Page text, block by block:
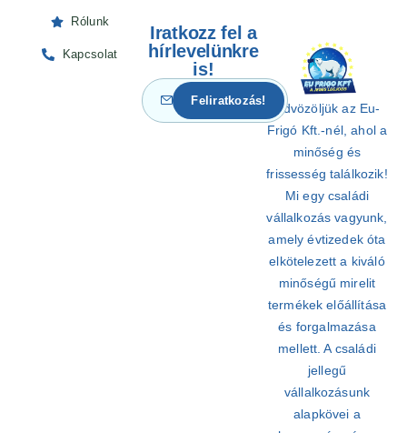
Rólunk
Kapcsolat
Üdvözöljük az Eu-
Frigó Kft.-nél, ahol a
minőség és
frissesség találkozik!
Mi egy családi
vállalkozás vagyunk,
amely évtizedek óta
elkötelezett a kiváló
minőségű mirelit
termékek előállítása
és forgalmazása
mellett. A családi
jellegű
vállalkozásunk
alapkövei a
Iratkozz fel a
hírlevelünkre
is!